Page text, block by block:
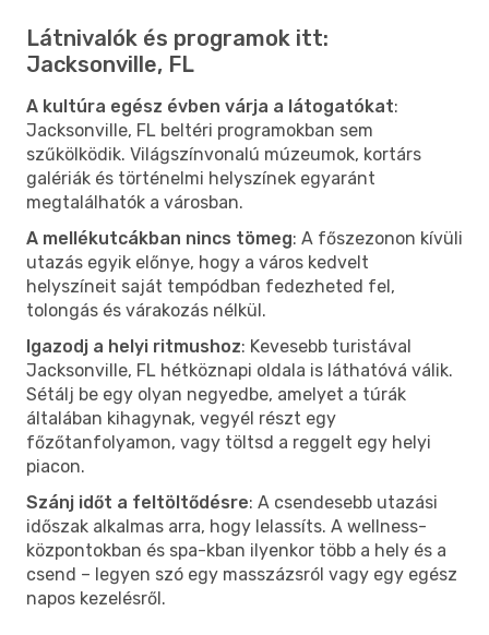
Látnivalók és programok itt:
Jacksonville, FL
A kultúra egész évben várja a látogatókat:
Jacksonville, FL beltéri programokban sem
szűkölködik. Világszínvonalú múzeumok, kortárs
galériák és történelmi helyszínek egyaránt
megtalálhatók a városban.
A mellékutcákban nincs tömeg: A főszezonon kívüli
utazás egyik előnye, hogy a város kedvelt
helyszíneit saját tempódban fedezheted fel,
tolongás és várakozás nélkül.
Igazodj a helyi ritmushoz: Kevesebb turistával
Jacksonville, FL hétköznapi oldala is láthatóvá válik.
Sétálj be egy olyan negyedbe, amelyet a túrák
általában kihagynak, vegyél részt egy
főzőtanfolyamon, vagy töltsd a reggelt egy helyi
piacon.
Szánj időt a feltöltődésre: A csendesebb utazási
időszak alkalmas arra, hogy lelassíts. A wellness-
központokban és spa-kban ilyenkor több a hely és a
csend – legyen szó egy masszázsról vagy egy egész
napos kezelésről.